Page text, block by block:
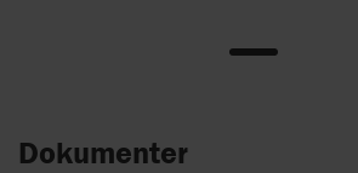
Dokumenter